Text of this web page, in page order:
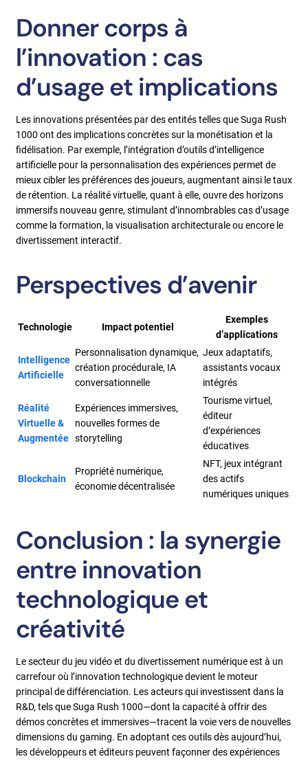
Donner corps à
l’innovation : cas
d’usage et implications
Les innovations présentées par des entités telles que Suga Rush
1000 ont des implications concrètes sur la monétisation et la
fidélisation. Par exemple, l’intégration d’outils d’intelligence
artificielle pour la personnalisation des expériences permet de
mieux cibler les préférences des joueurs, augmentant ainsi le taux
de rétention. La réalité virtuelle, quant à elle, ouvre des horizons
immersifs nouveau genre, stimulant d’innombrables cas d’usage
comme la formation, la visualisation architecturale ou encore le
divertissement interactif.
Perspectives d’avenir
Technologie Impact potentiel
Exemples
d’applications
Intelligence
Artificielle
Personnalisation dynamique,
création procédurale, IA
conversationnelle
Jeux adaptatifs,
assistants vocaux
intégrés
Réalité
Virtuelle &
Augmentée
Expériences immersives,
nouvelles formes de
storytelling
Tourisme virtuel,
éditeur
d’expériences
éducatives
Blockchain
Propriété numérique,
économie décentralisée
NFT, jeux intégrant
des actifs
numériques uniques
Conclusion : la synergie
entre innovation
technologique et
créativité
Le secteur du jeu vidéo et du divertissement numérique est à un
carrefour où l’innovation technologique devient le moteur
principal de différenciation. Les acteurs qui investissent dans la
R&D, tels que Suga Rush 1000—dont la capacité à offrir des
démos concrètes et immersives—tracent la voie vers de nouvelles
dimensions du gaming. En adoptant ces outils dès aujourd’hui,
les développeurs et éditeurs peuvent façonner des expériences